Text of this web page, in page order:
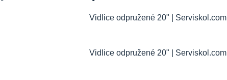
Vidlice odpružené 20" | Serviskol.com
Vidlice odpružené 20" | Serviskol.com